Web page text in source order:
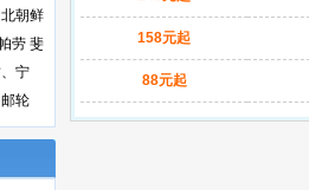
北朝鲜
劳 斐
宁
邮轮
158元起
88元起